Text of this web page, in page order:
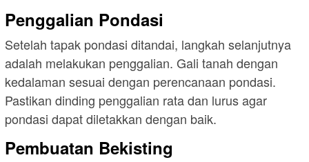
Penggalian Pondasi
Setelah tapak pondasi ditandai, langkah selanjutnya
adalah melakukan penggalian. Gali tanah dengan
kedalaman sesuai dengan perencanaan pondasi.
Pastikan dinding penggalian rata dan lurus agar
pondasi dapat diletakkan dengan baik.
Pembuatan Bekisting